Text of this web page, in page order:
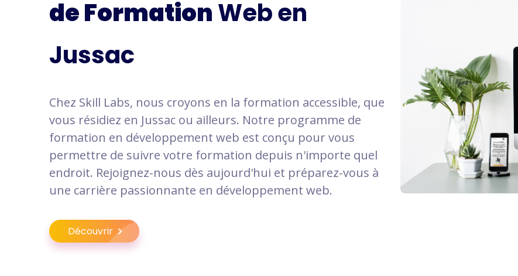
de FormationWeb en
Jussac
Chez Skill Labs, nous croyons en la formation accessible, que
vous résidiez en Jussac ou ailleurs. Notre programme de
formation en développement web est conçu pour vous
permettre de suivre votre formation depuis n'importe quel
endroit. Rejoignez-nous dès aujourd'hui et préparez-vous à
une carrière passionnante en développement web.
Découvrir